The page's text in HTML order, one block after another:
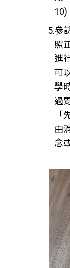
10)
5.參
照
進
可
學
過
由
念